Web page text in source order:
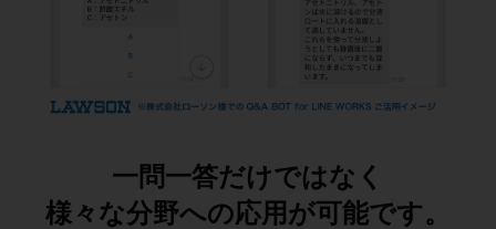
一問一答だけではなく
様々な分野への応用が可能です。